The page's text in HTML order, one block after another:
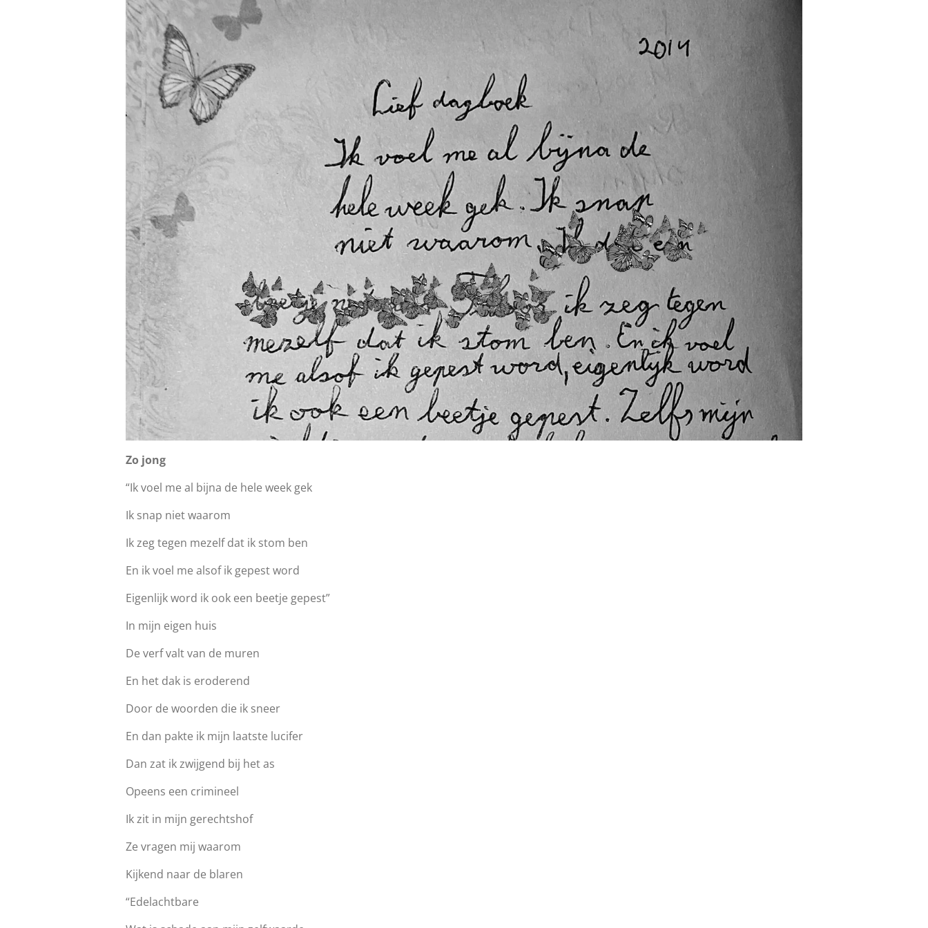
Zo jong
“Ik voel me al bijna de hele week gek
Ik snap niet waarom
Ik zeg tegen mezelf dat ik stom ben
En ik voel me alsof ik gepest word
Eigenlijk word ik ook een beetje gepest”
In mijn eigen huis
De verf valt van de muren
En het dak is eroderend
Door de woorden die ik sneer
En dan pakte ik mijn laatste lucifer
Dan zat ik zwijgend bij het as
Opeens een crimineel
Ik zit in mijn gerechtshof
Ze vragen mij waarom
Kijkend naar de blaren
“Edelachtbare